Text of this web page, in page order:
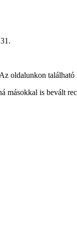
oldalunkon
másokkal is bevált